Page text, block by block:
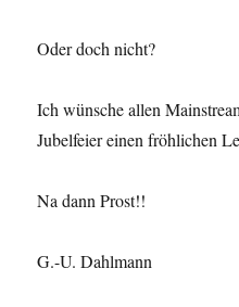
Oder doch nicht?
Ich wünsche allen
Jubelfeier einen fröhlichen
Na dann Prost!!
G.-U. Dahlmann